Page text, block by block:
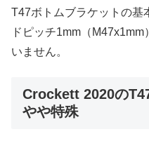
T47ボトムブラケットの基
ドピッチ1mm（
いません。
Crockett 2020の
やや特殊